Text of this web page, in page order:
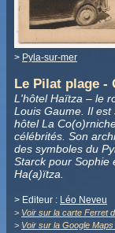
> Pyla-sur-mer
Le Pilat plage -
L'hôtel Haïtza – le
Louis Gaume. Il est
hôtel La
célébrités. Son
des symboles du
Starck pour Sophie
Ha(a)ïtza.
> Editeur : Léo Neveu
> Voir sur la carte Ferret
> Voir sur la Google